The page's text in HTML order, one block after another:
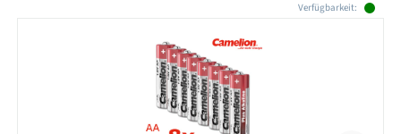
Verfügbarkeit: